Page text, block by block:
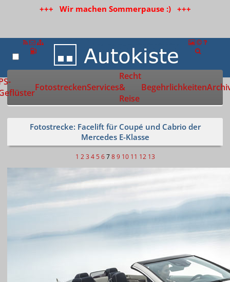
+++ Wir machen Sommerpause :) +++
Zur Startseite
FotostreckenServices
Recht
&
Reise
Begehrlichkeiten
Fotostrecke: Facelift für Coupé und Cabrio der
Mercedes E-Klasse
1 2 3 4 5 6 7 8 9 10 11 12 13